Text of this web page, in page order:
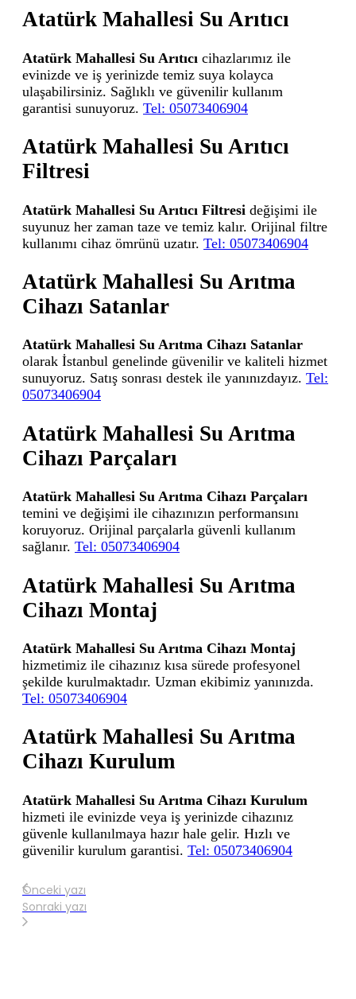
Atatürk Mahallesi Su Arıtıcı
Atatürk Mahallesi Su Arıtıcı cihazlarımız ile
evinizde ve iş yerinizde temiz suya kolayca
ulaşabilirsiniz. Sağlıklı ve güvenilir kullanım
garantisi sunuyoruz. Tel: 05073406904
Atatürk Mahallesi Su Arıtıcı
Filtresi
Atatürk Mahallesi Su Arıtıcı Filtresi değişimi ile
suyunuz her zaman taze ve temiz kalır. Orijinal filtre
kullanımı cihaz ömrünü uzatır. Tel: 05073406904
Atatürk Mahallesi Su Arıtma
Cihazı Satanlar
Atatürk Mahallesi Su Arıtma Cihazı Satanlar
olarak İstanbul genelinde güvenilir ve kaliteli hizmet
sunuyoruz. Satış sonrası destek ile yanınızdayız. Tel:
05073406904
Atatürk Mahallesi Su Arıtma
Cihazı Parçaları
Atatürk Mahallesi Su Arıtma Cihazı Parçaları
temini ve değişimi ile cihazınızın performansını
koruyoruz. Orijinal parçalarla güvenli kullanım
sağlanır. Tel: 05073406904
Atatürk Mahallesi Su Arıtma
Cihazı Montaj
Atatürk Mahallesi Su Arıtma Cihazı Montaj
hizmetimiz ile cihazınız kısa sürede profesyonel
şekilde kurulmaktadır. Uzman ekibimiz yanınızda.
Tel: 05073406904
Atatürk Mahallesi Su Arıtma
Cihazı Kurulum
Atatürk Mahallesi Su Arıtma Cihazı Kurulum
hizmeti ile evinizde veya iş yerinizde cihazınız
güvenle kullanılmaya hazır hale gelir. Hızlı ve
güvenilir kurulum garantisi. Tel: 05073406904
Önceki yazı
Sonraki yazı